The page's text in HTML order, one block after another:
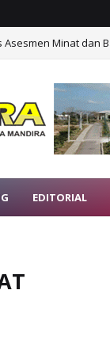
Asesmen Minat dan
EDITORIAL